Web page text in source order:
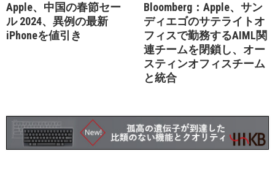
Apple、中国の春節セー
ル 2024、異例の最新
iPhoneを値引き
Bloomberg：Apple、サン
ディエゴのサテライトオ
フィスで勤務するAIML関
連チームを閉鎖し、オー
スティンオフィスチーム
と統合